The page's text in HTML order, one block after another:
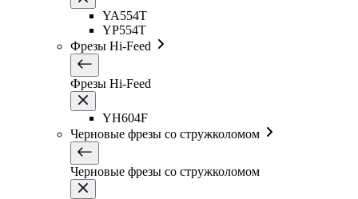
YA554T
YP554T
Фрезы Hi-Feed
Фрезы Hi-Feed
YH604F
Черновые фрезы со стружколомом
Черновые фрезы со стружколомом